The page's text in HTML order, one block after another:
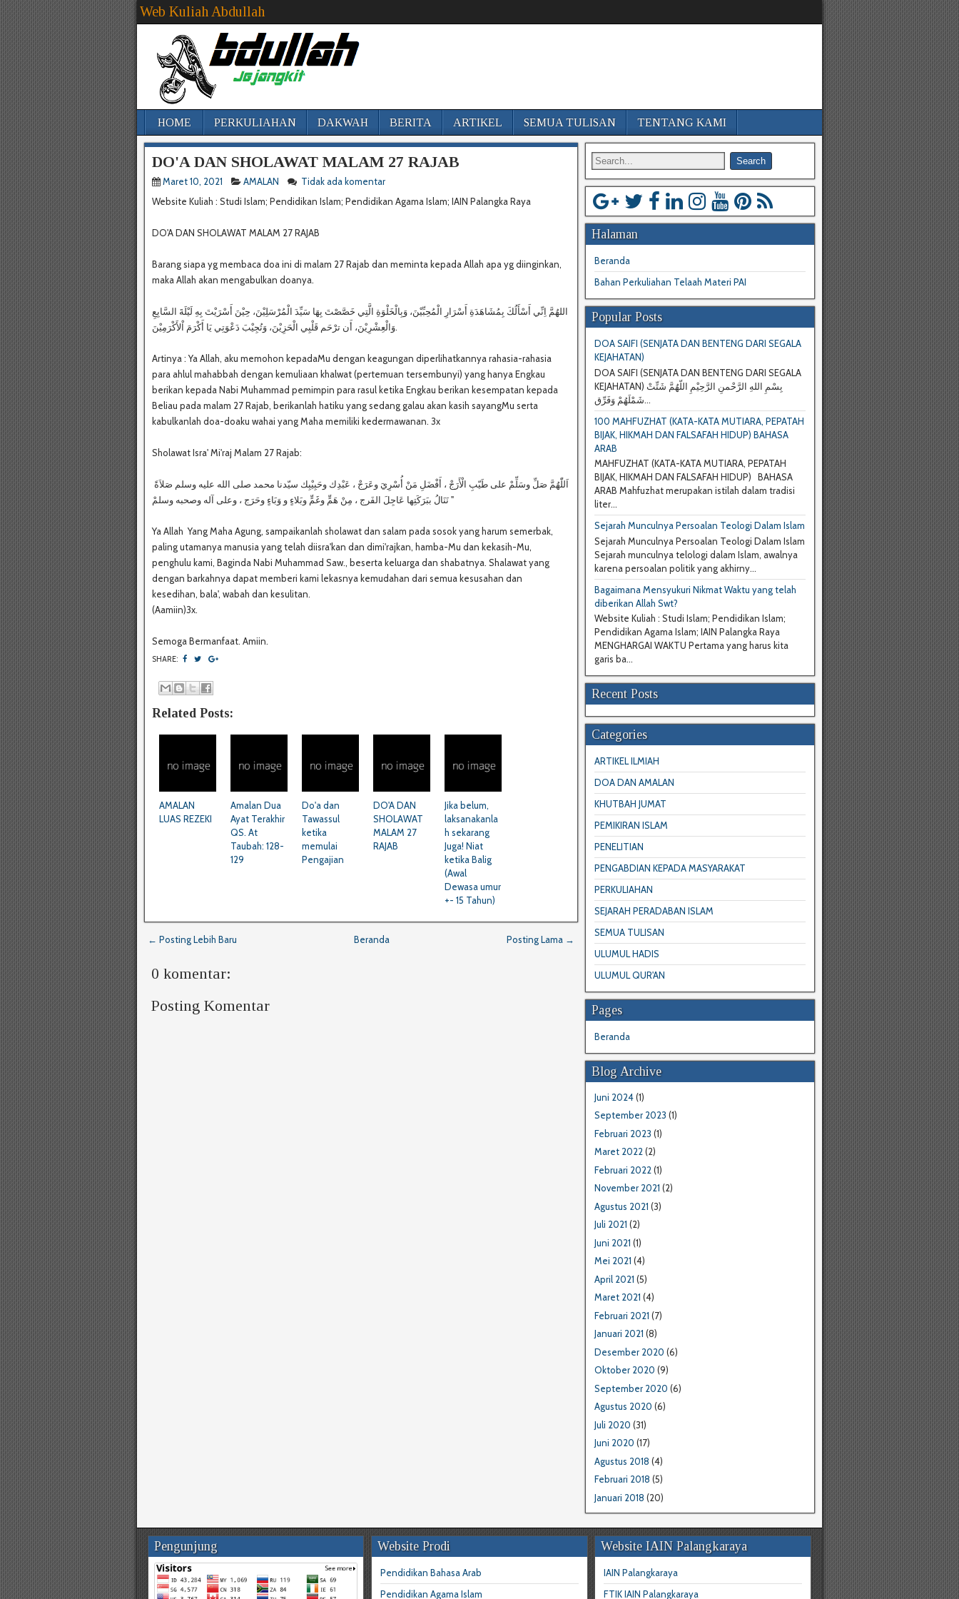
Web Kuliah Abdullah
HOME PERKULIAHAN DAKWAH BERITA ARTIKEL SEMUA TULISAN TENTANG KAMI
DO'A DAN SHOLAWAT MALAM 27 RAJAB
Maret 10, 2021 AMALAN
Tidak ada komentar
Website Kuliah : Studi Islam; Pendidikan Islam; Pendidikan Agama Islam; IAIN Palangka Raya
DO'A DAN SHOLAWAT MALAM 27 RAJAB
Barang siapa yg membaca doa ini di malam 27 Rajab dan meminta kepada Allah apa yg diinginkan,
maka Allah akan mengabulkan doanya.
اللهُمَّ اِنِّي أَسْأَلُكَ بِمُشَاهَدَةِ أَسْرَارِ الْمُحِبِّيْنَ، وَبِالْخَلْوَةِ الَّتِي خَصَّصْتَ بِهَا سَيِّدَ الْمُرْسَلِيْنَ، حِيْنَ أَسْرَيْتَ بِهِ لَيْلَةَ السَّابِعِ
وَالْعِشْرِيْنَ، أَن ترْحَم قَلْبِي الْحَزِيْنَ، وَتُجِيْبَ دَعْوَتِي يَا أَكْرَمَ اْلأَكْرَمِيْنَ.
Artinya : Ya Allah, aku memohon kepadaMu dengan keagungan diperlihatkannya rahasia-rahasia
para ahlul mahabbah dengan kemuliaan khalwat (pertemuan tersembunyi) yang hanya Engkau
berikan kepada Nabi Muhammad pemimpin para rasul ketika Engkau berikan kesempatan kepada
Beliau pada malam 27 Rajab, berikanlah hatiku yang sedang galau akan kasih sayangMu serta
kabulkanlah doa-doaku wahai yang Maha memiliki kedermawanan. 3x
Sholawat Isra' Mi'raj Malam 27 Rajab:
نَنَالُ ببَرَكَتِها عَاجِلَ الفَرج ، مِنْ هَمٍّ وغَمٍّ وبَلاءٍ و وَبَاءٍ وحَرَج ، وعلى آله وصحبه وسلمْ "
Ya Allah Yang Maha Agung, sampaikanlah sholawat dan salam pada sosok yang harum semerbak,
paling utamanya manusia yang telah diisra'kan dan dimi'rajkan, hamba-Mu dan kekasih-Mu,
penghulu kami, Baginda Nabi Muhammad Saw., beserta keluarga dan shabatnya. Shalawat yang
dengan barkahnya dapat memberi kami lekasnya kemudahan dari semua kesusahan dan
kesedihan, bala', wabah dan kesulitan.
(Aamiin)3x.
Semoga Bermanfaat. Amiin.
SHARE:
Related Posts:
AMALAN
LUAS REZEKI
Amalan Dua
Ayat Terakhir
QS. At
Taubah: 128-
129
Do'a dan
Tawassul
ketika
memulai
Pengajian
DO'A DAN
SHOLAWAT
MALAM 27
RAJAB
Jika belum,
laksanakanla
h sekarang
Juga! Niat
ketika Balig
(Awal
Dewasa umur
+- 15 Tahun)
← Posting Lebih Baru Posting Lama →
Beranda
0 komentar:
Posting Komentar
Halaman
Beranda
Bahan Perkuliahan Telaah Materi PAI
Popular Posts
DOA SAIFI (SENJATA DAN BENTENG DARI SEGALA
KEJAHATAN)
DOA SAIFI (SENJATA DAN BENTENG DARI SEGALA
KEJAHATAN) بِسْمِ اللهِ الرَّحْمنِ الرَّحِيْمِ اللّهُمَّ شَتِّتْ
شَمْلَهُمْ وَفَرِّق...
100 MAHFUZHAT (KATA-KATA MUTIARA, PEPATAH
BIJAK, HIKMAH DAN FALSAFAH HIDUP) BAHASA
ARAB
MAHFUZHAT (KATA-KATA MUTIARA, PEPATAH
BIJAK, HIKMAH DAN FALSAFAH HIDUP) BAHASA
ARAB Mahfuzhat merupakan istilah dalam tradisi
liter...
Sejarah Munculnya Persoalan Teologi Dalam Islam
Sejarah Munculnya Persoalan Teologi Dalam Islam
Sejarah munculnya telologi dalam Islam, awalnya
karena persoalan politik yang akhirny...
Bagaimana Mensyukuri Nikmat Waktu yang telah
diberikan Allah Swt?
Website Kuliah : Studi Islam; Pendidikan Islam;
Pendidikan Agama Islam; IAIN Palangka Raya
MENGHARGAI WAKTU Pertama yang harus kita
garis ba...
Recent Posts
Categories
ARTIKEL ILMIAH
DOA DAN AMALAN
KHUTBAH JUMAT
PEMIKIRAN ISLAM
PENELITIAN
PENGABDIAN KEPADA MASYARAKAT
PERKULIAHAN
SEJARAH PERADABAN ISLAM
SEMUA TULISAN
ULUMUL HADIS
ULUMUL QUR'AN
Pages
Beranda
Blog Archive
Juni 2024(1)
September 2023 (1)
Februari 2023 (1)
Maret 2022 (2)
Februari 2022 (1)
November 2021 (2)
Agustus 2021 (3)
Juli 2021 (2)
Juni 2021 (1)
Mei 2021 (4)
April 2021 (5)
Maret 2021 (4)
Februari 2021 (7)
Januari 2021 (8)
Desember 2020 (6)
Oktober 2020 (9)
September 2020 (6)
Agustus 2020 (6)
Juli 2020 (31)
Juni 2020 (17)
Agustus 2018 (4)
Februari 2018 (5)
Januari 2018 (20)
Pengunjung Website Prodi
Pendidikan Bahasa Arab
Pendidikan Agama Islam
Website IAIN Palangkaraya
IAIN Palangkaraya
FTIK IAIN Palangkaraya